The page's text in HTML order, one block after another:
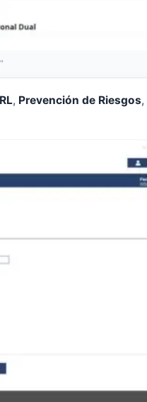
, Prevención de Riesgos,